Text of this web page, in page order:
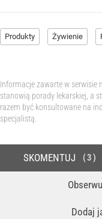
Produkty Żywienie
Informacje zawarte w serwisie
stanowią porady lekarskiej, a
razem być konsultowane na
specjalistą.
Dodaj
SKOMENTUJ 3